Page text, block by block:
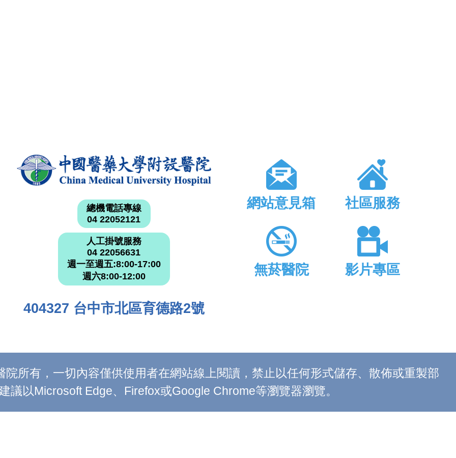
總機電話專線
04 22052121
人工掛號服務
04 22056631
週一至週五:8:00-17:00
週六8:00-12:00
404327 台中市北區育德路2號
網站意見箱 社區服務
無菸醫院 影片專區
所有，一切內容僅供使用者在網站線上閱讀，禁止以任何形式儲存、散佈或重製部
議以Microsoft Edge、Firefox或Google Chrome等瀏覽器瀏覽。